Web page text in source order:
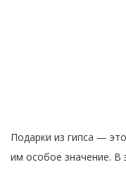
Подарки из гипса —
им особое значение. В